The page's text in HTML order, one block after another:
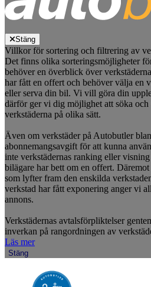
Stäng
Villkor för sortering och filtrering av
Det finns olika sorteringsmöjligheter
behöver en överblick över
har fått en offert och behöver välja en
eller serva din bil. Vi vill göra din
därför ger vi dig möjlighet att söka
verkstäderna på olika sätt.
Även om verkstäder på Autobutler
abonnemangsavgift för att kunna
inte verkstädernas ranking eller
bilägare har bett om en offert.
som lyfter fram den enskilda
verkstad har fått exponering anger vi
annons.
Verkstädernas avtalsförpliktelser
inverkan på rangordningen av
Läs mer
Stäng